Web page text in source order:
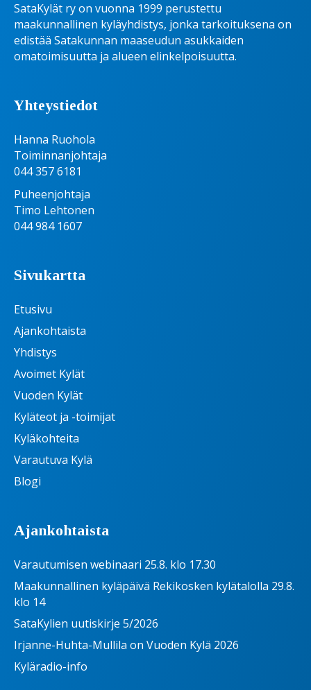
SataKylät ry on vuonna 1999 perustettu
maakunnallinen kyläyhdistys, jonka tarkoituksena on
edistää Satakunnan maaseudun asukkaiden
omatoimisuutta ja alueen elinkelpoisuutta.
Yhteystiedot
Hanna Ruohola
Toiminnanjohtaja
044 357 6181
Puheenjohtaja
Timo Lehtonen
044 984 1607
Sivukartta
Etusivu
Ajankohtaista
Yhdistys
Avoimet Kylät
Vuoden Kylät
Kyläteot ja -toimijat
Kyläkohteita
Varautuva Kylä
Blogi
Ajankohtaista
Varautumisen webinaari 25.8. klo 17.30
Maakunnallinen kyläpäivä Rekikosken kylätalolla 29.8.
klo 14
SataKylien uutiskirje 5/2026
Irjanne-Huhta-Mullila on Vuoden Kylä 2026
Kyläradio-info